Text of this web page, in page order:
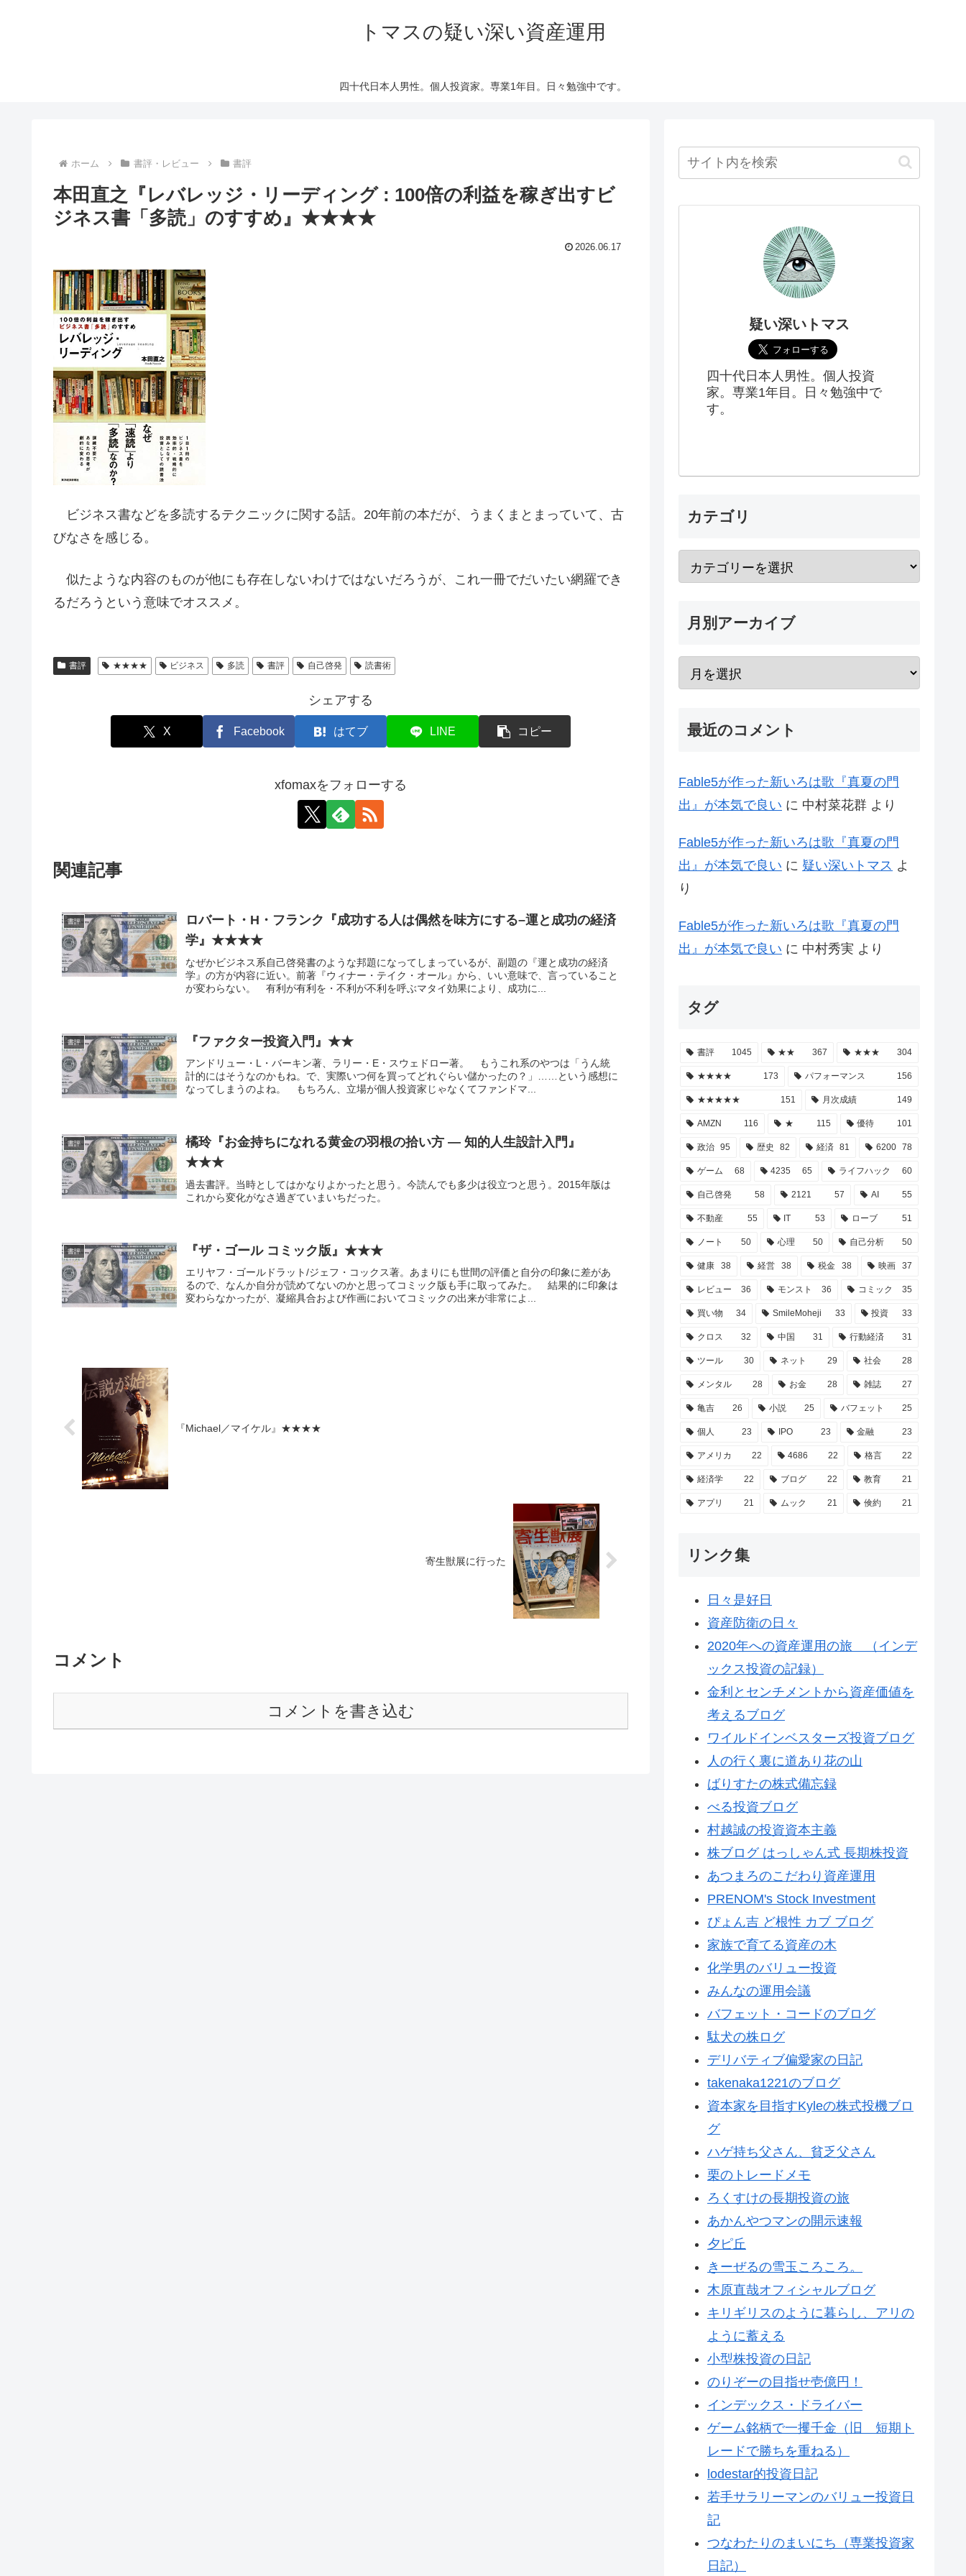
トマスの疑い深い資産運用
四十代日本人男性。個人投資家。専業1年目。日々勉強中です。
ホーム 書評・レビュー 書評
本田直之『レバレッジ・リーディング : 100倍の利益を稼ぎ出すビ
ジネス書「多読」のすすめ』★★★★
2026.06.17
ビジネス書などを多読するテクニックに関する話。20年前の本だが、うまくまとまっていて、古
びなさを感じる。
似たような内容のものが他にも存在しないわけではないだろうが、これ一冊でだいたい網羅でき
るだろうという意味でオススメ。
書評 ★★★★ ビジネス 多読 書評 自己啓発 読書術
シェアする
X Facebook はてブ LINE コピー
xfomaxをフォローする
関連記事
書評
ロバート・H・フランク『成功する人は偶然を味方にする–運と成功の経済
学』★★★★
なぜかビジネス系自己啓発書のような邦題になってしまっているが、副題の『運と成功の経済
学』の方が内容に近い。前著『ウィナー・テイク・オール』から、いい意味で、言っていること
が変わらない。 有利が有利を・不利が不利を呼ぶマタイ効果により、成功に...
書評 『ファクター投資入門』★★
アンドリュー・L・バーキン著、ラリー・E・スウェドロー著。 もうこれ系のやつは「うん統
計的にはそうなのかもね。で、実際いつ何を買ってどれぐらい儲かったの？」……という感想に
なってしまうのよね。 もちろん、立場が個人投資家じゃなくてファンドマ...
書評
橘玲『お金持ちになれる黄金の羽根の拾い方 ― 知的人生設計入門』
★★★
過去書評。当時としてはかなりよかったと思う。今読んでも多少は役立つと思う。2015年版は
これから変化がなさ過ぎていまいちだった。
書評 『ザ・ゴール コミック版』★★★
エリヤフ・ゴールドラット/ジェフ・コックス著。あまりにも世間の評価と自分の印象に差があ
るので、なんか自分が読めてないのかと思ってコミック版も手に取ってみた。 結果的に印象は
変わらなかったが、凝縮具合および作画においてコミックの出来が非常によ...
『Michael／マイケル』★★★★
寄生獣展に行った
コメント
コメントを書き込む
疑い深いトマス
四十代日本人男性。個人投資
家。専業1年目。日々勉強中で
す。
カテゴリ
月別アーカイブ
最近のコメント
Fable5が作った新いろは歌『真夏の門
出』が本気で良い に 中村菜花群 より
Fable5が作った新いろは歌『真夏の門
出』が本気で良い に 疑い深いトマス よ
り
Fable5が作った新いろは歌『真夏の門
出』が本気で良い に 中村秀実 より
タグ
書評 1045 ★★ 367 ★★★ 304
★★★★ 173 パフォーマンス 156
★★★★★ 151 月次成績 149
AMZN 116 ★ 115 優待 101
政治 95 歴史 82 経済 81 6200 78
ゲーム 68 4235 65 ライフハック 60
自己啓発 58 2121 57 AI 55
不動産 55 IT 53 ローブ 51
ノート 50 心理 50 自己分析 50
健康 38 経営 38 税金 38 映画 37
レビュー 36 モンスト 36 コミック 35
買い物 34 SmileMoheji 33 投資 33
クロス 32 中国 31 行動経済 31
ツール 30 ネット 29 社会 28
メンタル 28 お金 28 雑誌 27
亀吉 26 小説 25 バフェット 25
個人 23 IPO 23 金融 23
アメリカ 22 4686 22 格言 22
経済学 22 ブログ 22 教育 21
アプリ 21 ムック 21 倹約 21
リンク集
日々是好日
資産防衛の日々
2020年への資産運用の旅 （インデ
ックス投資の記録）
金利とセンチメントから資産価値を
考えるブログ
ワイルドインベスターズ投資ブログ
人の行く裏に道あり花の山
ばりすたの株式備忘録
べる投資ブログ
村越誠の投資資本主義
株ブログ はっしゃん式 長期株投資
あつまろのこだわり資産運用
PRENOM's Stock Investment
ぴょん吉 ど根性 カブ ブログ
家族で育てる資産の木
化学男のバリュー投資
みんなの運用会議
バフェット・コードのブログ
駄犬の株ログ
デリバティブ偏愛家の日記
takenaka1221のブログ
資本家を目指すKyleの株式投機ブロ
グ
ハゲ持ち父さん、貧乏父さん
栗のトレードメモ
ろくすけの長期投資の旅
あかんやつマンの開示速報
夕ピ丘
きーぜるの雪玉ころころ。
木原直哉オフィシャルブログ
キリギリスのように暮らし、アリの
ように蓄える
小型株投資の日記
のりぞーの目指せ壱億円！
インデックス・ドライバー
ゲーム銘柄で一攫千金（旧 短期ト
レードで勝ちを重ねる）
lodestar的投資日記
若手サラリーマンのバリュー投資日
記
つなわたりのまいにち（専業投資家
日記）